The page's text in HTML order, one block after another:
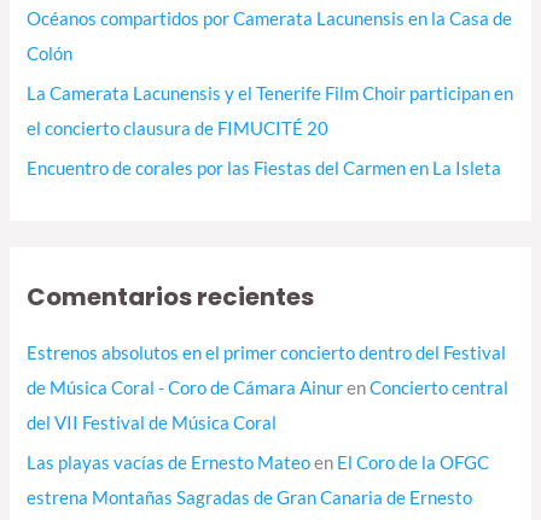
Océanos compartidos por Camerata Lacunensis en la Casa de
Colón
La Camerata Lacunensis y el Tenerife Film Choir participan en
el concierto clausura de FIMUCITÉ 20
Encuentro de corales por las Fiestas del Carmen en La Isleta
Comentarios recientes
Estrenos absolutos en el primer concierto dentro del Festival
de Música Coral - Coro de Cámara AinurenConcierto central
del VII Festival de Música Coral
Las playas vacías de Ernesto Mateoen El Coro de la OFGC
estrena Montañas Sagradas de Gran Canaria de Ernesto